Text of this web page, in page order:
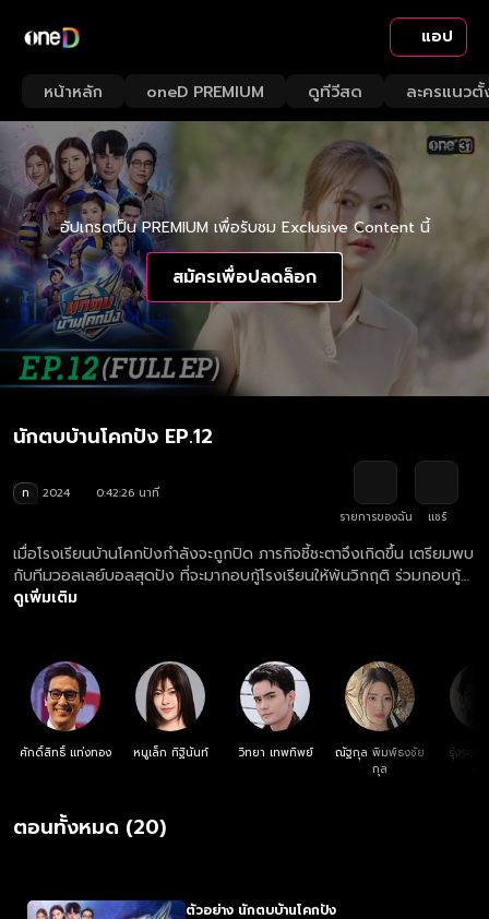
แอป
หน้าหลัก oneD PREMIUM ดูทีวีสด ละครแนวตั้
อัปเกรดเป็น PREMIUM เพื่อรับชม Exclusive Content นี้
สมัครเพื่อปลดล็อก
นักตบบ้านโคกปัง EP.12
ท 2024
0:42:26 นาที
รายการของฉัน
แชร์
เมื่อโรงเรียนบ้านโคกปังกำลังจะถูกปิด ภารกิจชี้ชะตาจึงเกิดขึ้น เตรียมพบ
กับทีมวอลเลย์บอลสุดปัง ที่จะมากอบกู้โรงเรียนให้พ้นวิกฤติ ร่วมกอบกู้
โรงเรียนบ้านโคกปังไปพร้อมกัน!
ดูเพิ่มเติม
ศักดิ์สิทธิ์ แท่งทอง หนูเล็ก ทิฐินันท์ วิทยา เทพทิพย์
ณัฐกุล พิมพ์ธงชัย
กุล
รุ่งรดา
ตอนทั้งหมด (20)
ตัวอย่าง นักตบบ้านโคกปัง